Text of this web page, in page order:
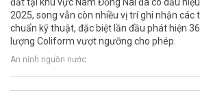
2025, song vẫn còn nhiều vị trí ghi nhận các
chuẩn kỹ thuật, đặc biệt lần đầu phát hiện
lượng Coliform vượt ngưỡng cho phép.
An ninh nguồn nước